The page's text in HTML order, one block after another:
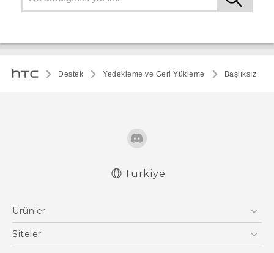
Destek Yedekleme ve Geri Yükleme Başlıksız
Türkiye
Ürünler
Akıllı Telefonlar
Siteler